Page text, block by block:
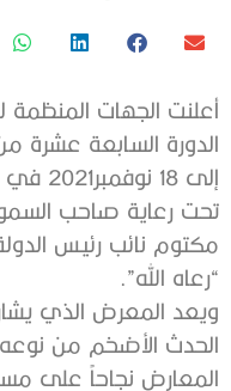
أعلنت الجهات
إلى
تحت رعاية صاحب
مكتوم نائب رئيس
“رعاه الله”.
ويعد المعرض الذي
الحدث الأضخم من
المعارض نجاحاً على